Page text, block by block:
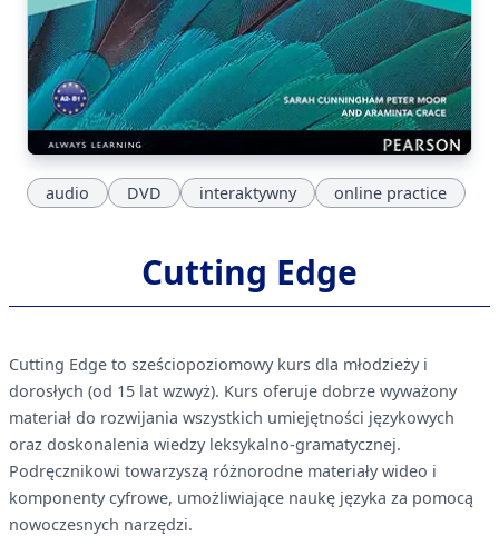
audio DVD interaktywny online practice
Cutting Edge
Cutting Edge to sześciopoziomowy kurs dla młodzieży i
dorosłych (od 15 lat wzwyż). Kurs oferuje dobrze wyważony
materiał do rozwijania wszystkich umiejętności językowych
oraz doskonalenia wiedzy leksykalno-gramatycznej.
Podręcznikowi towarzyszą różnorodne materiały wideo i
komponenty cyfrowe, umożliwiające naukę języka za pomocą
nowoczesnych narzędzi.